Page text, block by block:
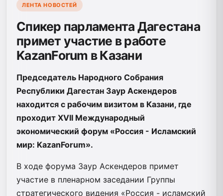
ЛЕНТА НОВОСТЕЙ
Спикер парламента Дагестана
примет участие в работе
KazanForum в Казани
Председатель Народного Собрания
Республики Дагестан Заур Аскендеров
находится с рабочим визитом в Казани, где
проходит XVII Международный
экономический форум «Россия - Исламский
мир: KazanForum».
В ходе форума Заур Аскендеров примет
участие в пленарном заседании Группы
стратегического видения «Россия - исламский